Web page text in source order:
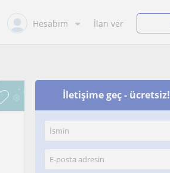
Hesabım İlan ver
İletişime geç - ücretsiz!